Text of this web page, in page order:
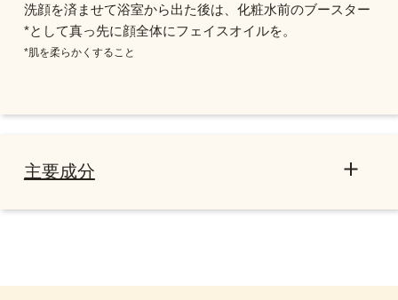
洗顔を済ませて浴室から出た後は、化粧水前のブースター
*として真っ先に顔全体にフェイスオイルを。
*肌を柔らかくすること
主要成分